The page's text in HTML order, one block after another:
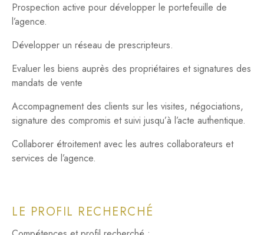
Prospection active pour développer le portefeuille de
l’agence.
Développer un réseau de prescripteurs.
Evaluer les biens auprès des propriétaires et signatures des
mandats de vente
Accompagnement des clients sur les visites, négociations,
signature des compromis et suivi jusqu’à l’acte authentique.
Collaborer étroitement avec les autres collaborateurs et
services de l’agence.
LE PROFIL RECHERCHÉ